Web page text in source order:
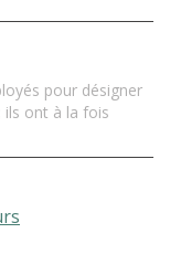
pour désigner
ils ont à la fois